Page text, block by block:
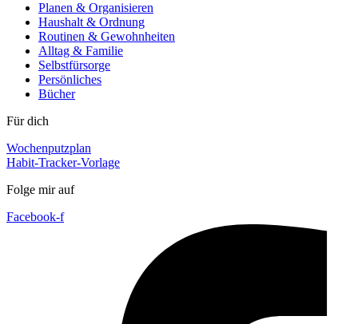
Planen & Organisieren
Haushalt & Ordnung
Routinen & Gewohnheiten
Alltag & Familie
Selbstfürsorge
Persönliches
Bücher
Für dich
Wochenputzplan
Habit-Tracker-Vorlage
Folge mir auf
Facebook-f